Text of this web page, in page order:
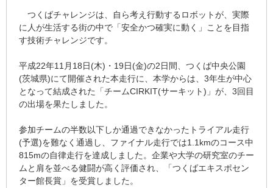
つくばチャレンジは、自ら考え行動するロボットが、実際
に人が生活する街の中で「安全かつ確実に動く」ことを目指
す技術チャレンジです。
平成22年11月18日(木)・19日(金)の2日間、つくば中央公園
(茨城県)にて開催された本走行に、本学からは、3年生が中心
となって結成された「チームCIRKIT(サーキット)」が、3回目
の出場を果たしました。
参加チームの半数以下しか通過できなかったトライアル走行
(予選)を難なく通過し、ファイナル走行では1.1kmのコース中
815mの自律走行を達成しました。企業や大学の研究室のチー
ムと肩を並べる健闘が高く評価され、「つくばエキスポセン
ター館長賞」を受賞しました。